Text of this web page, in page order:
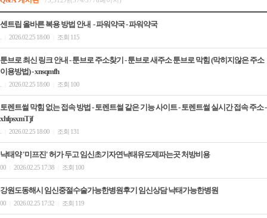
센트립 올바른 복용 방법 안내 - 파워약국 - 파워약국
2026.02.25 18:00 조회 115
툰브로 최신 링크 안내 - 툰브로 주소찾기 - 툰브로 새주소 툰브로 막힘 (막히지않은 주소
이용방법) - xnsqmfh
2026.02.25 18:00 조회 100
토렌트썰 막힘 없는 접속 방법 - 토렌트썰 같은 기능 사이트 - 토렌트썰 실시간 접속 주소 -
xhfpsxmTjf
2026.02.25 18:00 조회 131
낙태약 '미프진' 허가 두고 임신초기자연낙태유도제파는곳 처방비용
00 2026.02.25 17:38 조회 100
강원도동해시 임신중절수술가능한병원후기 임신상담 낙­태가능한병원
00 2026.02.25 17:32 조회 119